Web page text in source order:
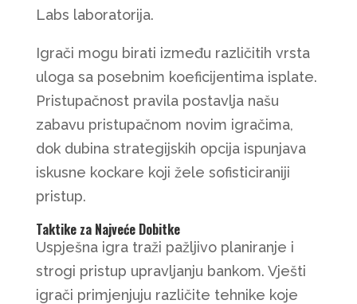
Labs laboratorija.
Igrači mogu birati između različitih vrsta
uloga sa posebnim koeficijentima isplate.
Pristupačnost pravila postavlja našu
zabavu pristupačnom novim igračima,
dok dubina strategijskih opcija ispunjava
iskusne kockare koji žele sofisticiraniji
pristup.
Taktike za Najveće Dobitke
Uspješna igra traži pažljivo planiranje i
strogi pristup upravljanju bankom. Vješti
igrači primjenjuju različite tehnike koje